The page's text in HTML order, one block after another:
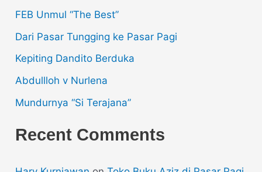
FEB Unmul “The Best”
Dari Pasar Tungging ke Pasar Pagi
Kepiting Dandito Berduka
Abdullloh v Nurlena
Mundurnya “Si Terajana”
Recent Comments